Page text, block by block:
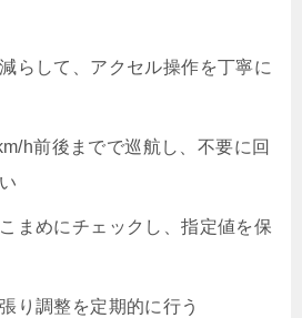
らして、アクセル操作を丁寧に
h前後までで巡航し、不要に回
まめにチェックし、指定値を保
り調整を定期的に行う